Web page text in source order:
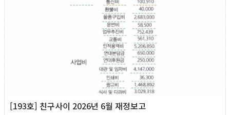
[193호] 친구사이 2026년 6월 재정보고